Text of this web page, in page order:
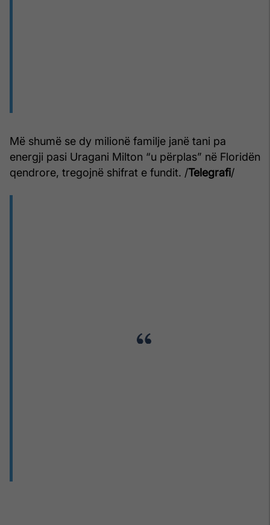
Më shumë se dy milionë familje janë tani pa
energji pasi Uragani Milton “u përplas” në Floridën
qendrore, tregojnë shifrat e fundit. /Telegrafi/